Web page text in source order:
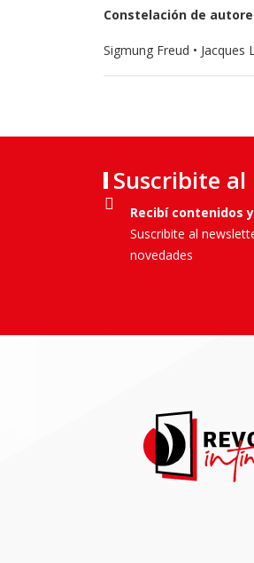
Constelación de
Sigmung Freud • Jacques
Suscribite
Recibí contenidos
Suscribite al
novedades